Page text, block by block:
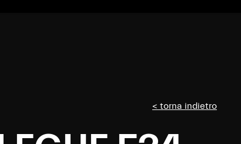
< torna indietro